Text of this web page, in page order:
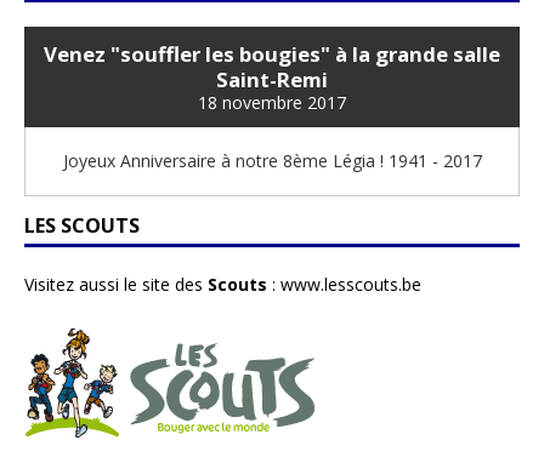
Venez "souffler les bougies" à la grande salle
Saint-Remi
18 novembre 2017
Joyeux Anniversaire à notre 8ème Légia ! 1941 - 2017
LES SCOUTS
Visitez aussi le site des Scouts : www.lesscouts.be